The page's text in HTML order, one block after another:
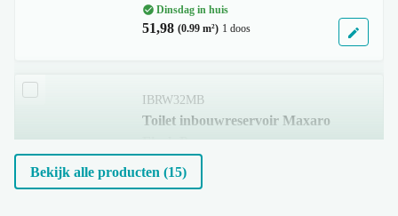
Dinsdag in huis
51,98 (0.99 m²) 1 doos
IBRW32MB
Toilet inbouwreservoir Maxaro
Flush Pro
Dinsdag in huis
0,-
Bekijk alle producten (15)